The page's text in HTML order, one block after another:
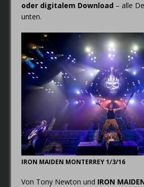
oder digitalem Download – alle
unten.
IRON MAIDEN MONTERREY 1/3/16
Von Tony Newton und IRON